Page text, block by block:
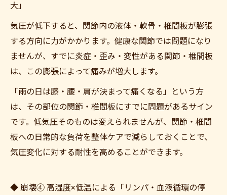
大」
気圧が低下すると、関節内の液体・軟骨・椎間板が膨張
する方向に力がかかります。健康な関節では問題になり
ませんが、すでに炎症・歪み・変性がある関節・椎間板
は、この膨張によって痛みが増大します。
「雨の日は膝・腰・肩が決まって痛くなる」という方
は、その部位の関節・椎間板にすでに問題があるサイン
です。低気圧そのものは変えられませんが、関節・椎間
板への日常的な負荷を整体ケアで減らしておくことで、
気圧変化に対する耐性を高めることができます。
◆ 崩壊④ 高湿度×低温による「リンパ・血液循環の停